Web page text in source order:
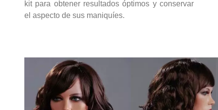
kit para obtener resultados óptimos y conservar
el aspecto de sus maniquíes.